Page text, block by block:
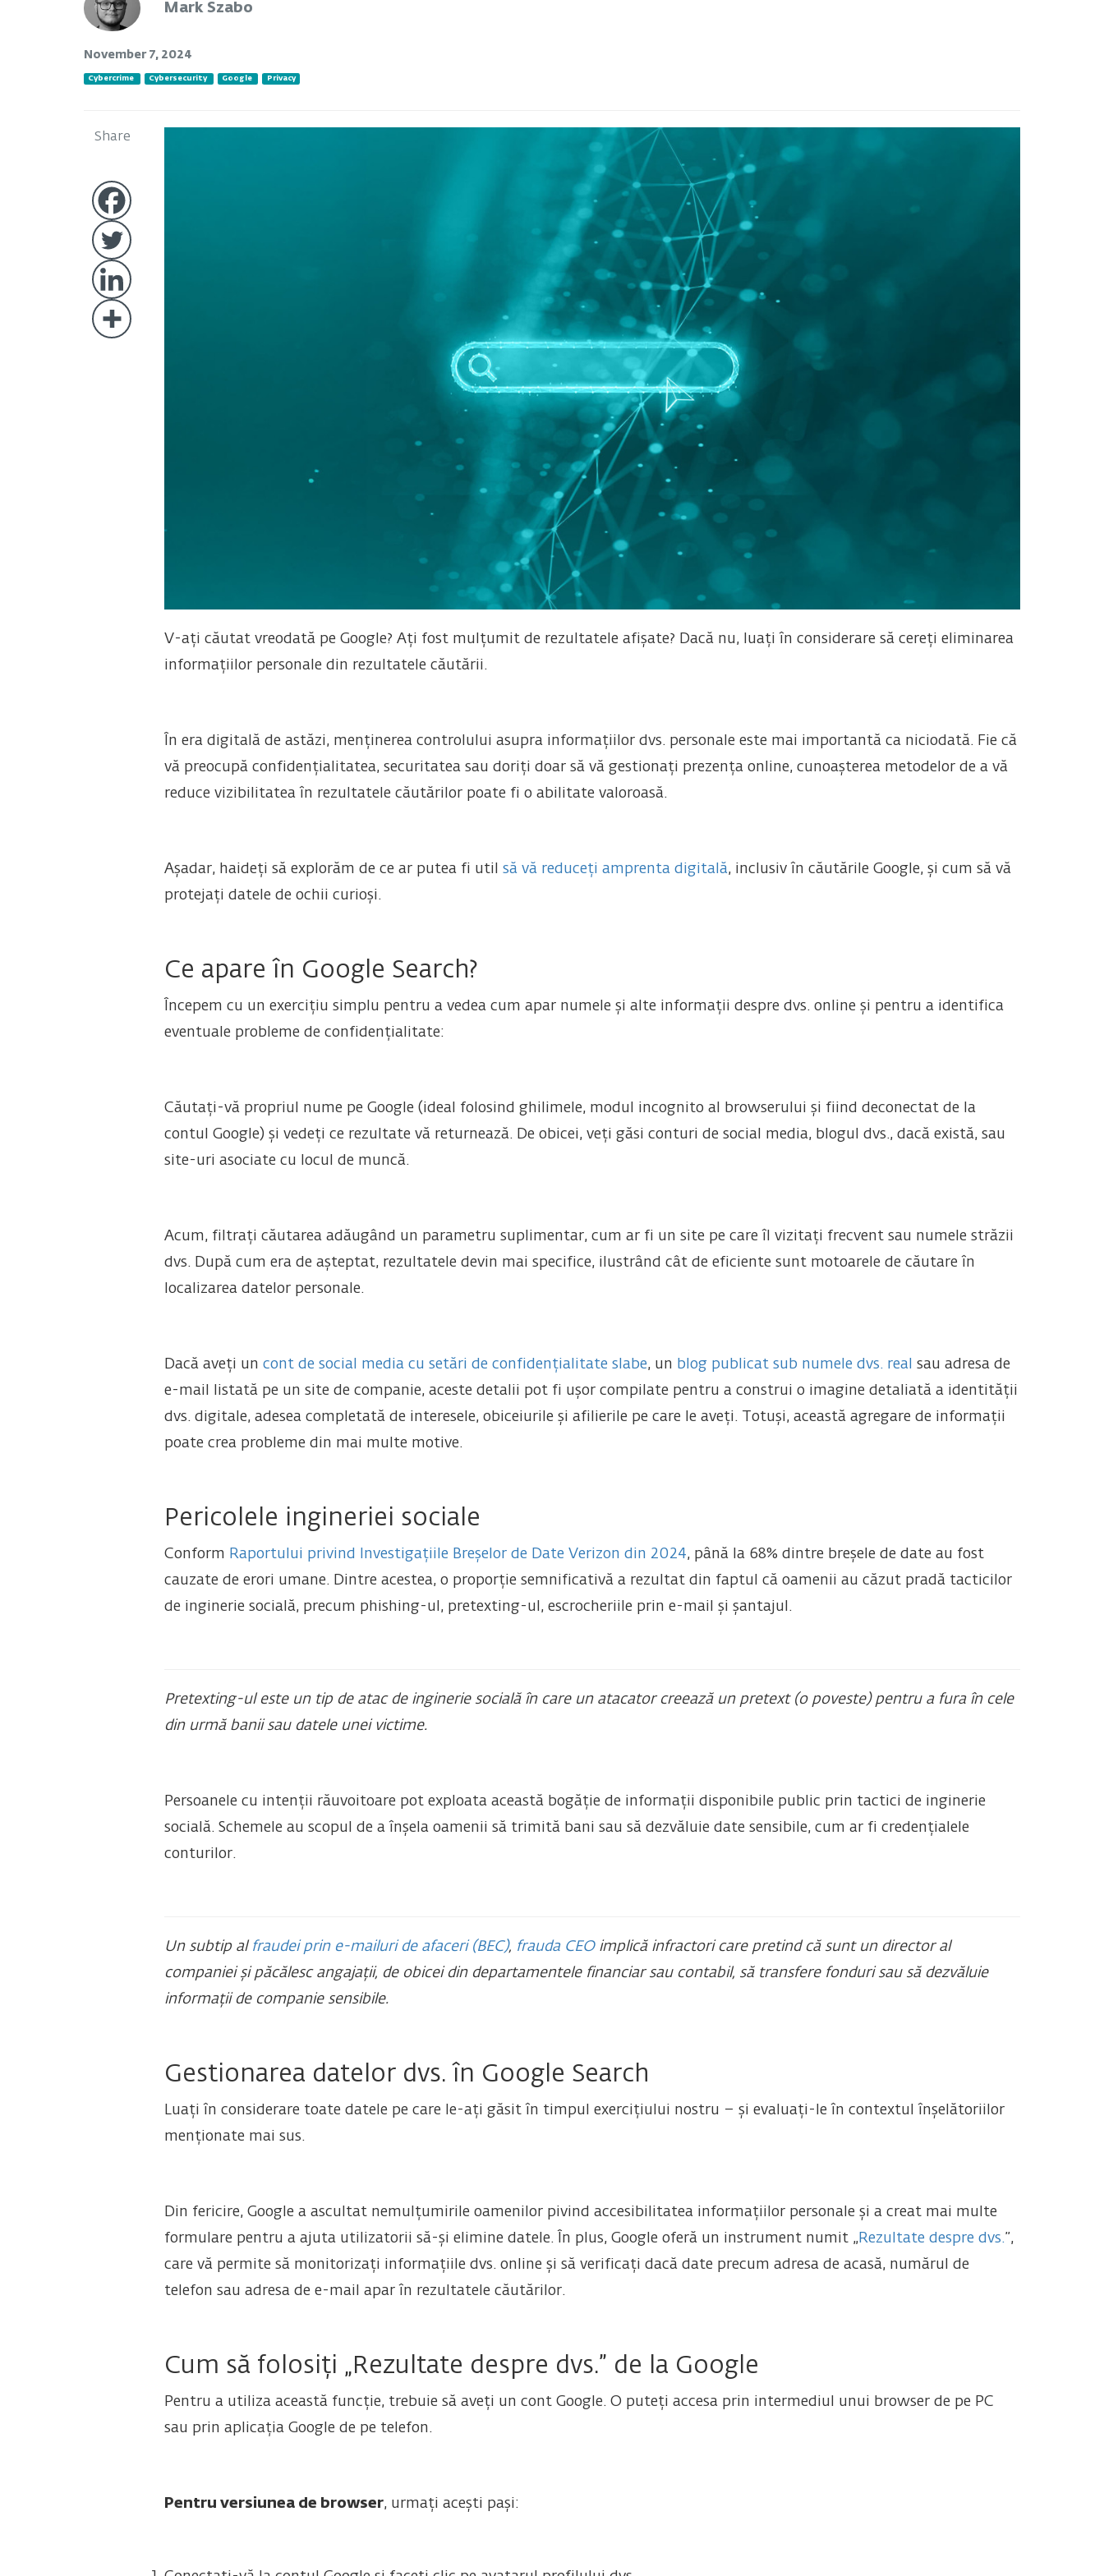
Mark Szabo
November 7, 2024
Cybercrime Cybersecurity Google Privacy
Share
V-ați căutat vreodată pe Google? Ați fost mulțumit de rezultatele afișate? Dacă nu, luați în considerare să cereți eliminarea
informațiilor personale din rezultatele căutării.
În era digitală de astăzi, menținerea controlului asupra informațiilor dvs. personale este mai importantă ca niciodată. Fie că
vă preocupă confidențialitatea, securitatea sau doriți doar să vă gestionați prezența online, cunoașterea metodelor de a vă
reduce vizibilitatea în rezultatele căutărilor poate fi o abilitate valoroasă.
Așadar, haideți să explorăm de ce ar putea fi util să vă reduceți amprenta digitală, inclusiv în căutările Google, și cum să vă
protejați datele de ochii curioși.
Ce apare în Google Search?
Începem cu un exercițiu simplu pentru a vedea cum apar numele și alte informații despre dvs. online și pentru a identifica
eventuale probleme de confidențialitate:
Căutați-vă propriul nume pe Google (ideal folosind ghilimele, modul incognito al browserului și fiind deconectat de la
contul Google) și vedeți ce rezultate vă returnează. De obicei, veți găsi conturi de social media, blogul dvs., dacă există, sau
site-uri asociate cu locul de muncă.
Acum, filtrați căutarea adăugând un parametru suplimentar, cum ar fi un site pe care îl vizitați frecvent sau numele străzii
dvs. După cum era de așteptat, rezultatele devin mai specifice, ilustrând cât de eficiente sunt motoarele de căutare în
localizarea datelor personale.
Dacă aveți un cont de social media cu setări de confidențialitate slabe, un blog publicat sub numele dvs. real sau adresa de
e-mail listată pe un site de companie, aceste detalii pot fi ușor compilate pentru a construi o imagine detaliată a identității
dvs. digitale, adesea completată de interesele, obiceiurile și afilierile pe care le aveți. Totuși, această agregare de informații
poate crea probleme din mai multe motive.
Pericolele ingineriei sociale
Conform Raportului privind Investigațiile Breșelor de Date Verizon din 2024, până la 68% dintre breșele de date au fost
cauzate de erori umane. Dintre acestea, o proporție semnificativă a rezultat din faptul că oamenii au căzut pradă tacticilor
de inginerie socială, precum phishing-ul, pretexting-ul, escrocheriile prin e-mail și șantajul.
Pretexting-ul este un tip de atac de inginerie socială în care un atacator creează un pretext (o poveste) pentru a fura în cele
din urmă banii sau datele unei victime.
Persoanele cu intenții răuvoitoare pot exploata această bogăție de informații disponibile public prin tactici de inginerie
socială. Schemele au scopul de a înșela oamenii să trimită bani sau să dezvăluie date sensibile, cum ar fi credențialele
conturilor.
Un subtip al fraudei prin e-mailuri de afaceri (BEC), frauda CEOimplică infractori care pretind că sunt un director al
companiei și păcălesc angajații, de obicei din departamentele financiar sau contabil, să transfere fonduri sau să dezvăluie
informații de companie sensibile.
Gestionarea datelor dvs. în Google Search
Luați în considerare toate datele pe care le-ați găsit în timpul exercițiului nostru – și evaluați-le în contextul înșelătoriilor
menționate mai sus.
Din fericire, Google a ascultat nemulțumirile oamenilor pivind accesibilitatea informațiilor personale și a creat mai multe
formulare pentru a ajuta utilizatorii să-și elimine datele. În plus, Google oferă un instrument numit „Rezultate despre dvs.”,
care vă permite să monitorizați informațiile dvs. online și să verificați dacă date precum adresa de acasă, numărul de
telefon sau adresa de e-mail apar în rezultatele căutărilor.
Cum să folosiți „Rezultate despre dvs.” de la Google
Pentru a utiliza această funcție, trebuie să aveți un cont Google. O puteți accesa prin intermediul unui browser de pe PC
sau prin aplicația Google de pe telefon.
Pentru versiunea de browser, urmați acești pași: